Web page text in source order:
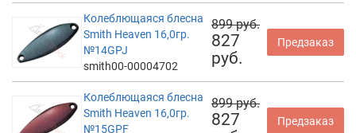
Колеблющаяся блесна
Smith Heaven 16,0гр.
№14GPJ
smith00-00004702
899 руб.
827
руб.
Предзаказ
Колеблющаяся блесна
Smith Heaven 16,0гр.
№15GPF
899 руб.
827
Предзаказ